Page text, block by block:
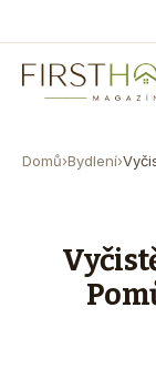
Domů›Bydlení›